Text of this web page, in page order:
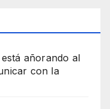
añorando al
con la